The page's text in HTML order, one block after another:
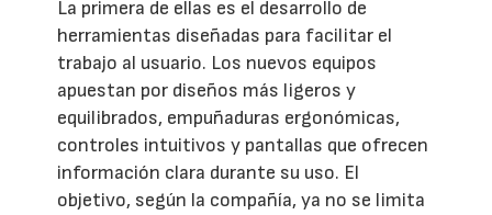
La primera de ellas es el desarrollo de
herramientas diseñadas para facilitar el
trabajo al usuario. Los nuevos equipos
apuestan por diseños más ligeros y
equilibrados, empuñaduras ergonómicas,
controles intuitivos y pantallas que ofrecen
información clara durante su uso. El
objetivo, según la compañía, ya no se limita